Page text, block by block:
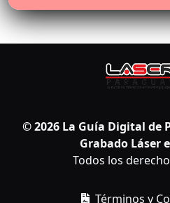
© 2026 La Guía Digital de
Grabado Láser
Todos los
Términos y